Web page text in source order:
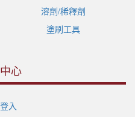
溶劑/稀釋劑
塗刷工具
心
入